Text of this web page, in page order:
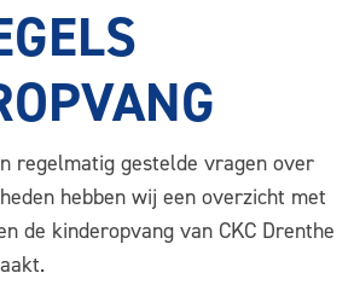
regelmatig gestelde vragen over
hebben wij een overzicht met
de kinderopvang van CKC Drenthe